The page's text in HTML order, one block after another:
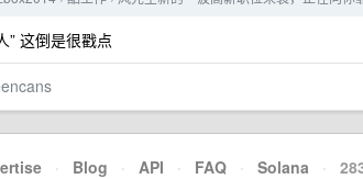
” 这倒是很戳点
· Blog · API · FAQ · Solana ·